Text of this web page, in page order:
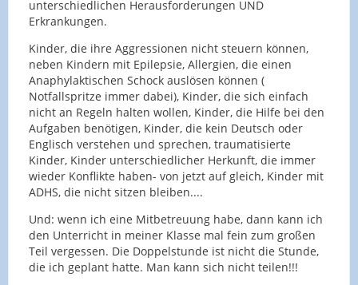
unterschiedlichen Herausforderungen UND
Erkrankungen.
Kinder, die ihre Aggressionen nicht steuern können,
neben Kindern mit Epilepsie, Allergien, die einen
Anaphylaktischen Schock auslösen können (
Notfallspritze immer dabei), Kinder, die sich einfach
nicht an Regeln halten wollen, Kinder, die Hilfe bei den
Aufgaben benötigen, Kinder, die kein Deutsch oder
Englisch verstehen und sprechen, traumatisierte
Kinder, Kinder unterschiedlicher Herkunft, die immer
wieder Konflikte haben- von jetzt auf gleich, Kinder mit
ADHS, die nicht sitzen bleiben....
Und: wenn ich eine Mitbetreuung habe, dann kann ich
den Unterricht in meiner Klasse mal fein zum großen
Teil vergessen. Die Doppelstunde ist nicht die Stunde,
die ich geplant hatte. Man kann sich nicht teilen!!!